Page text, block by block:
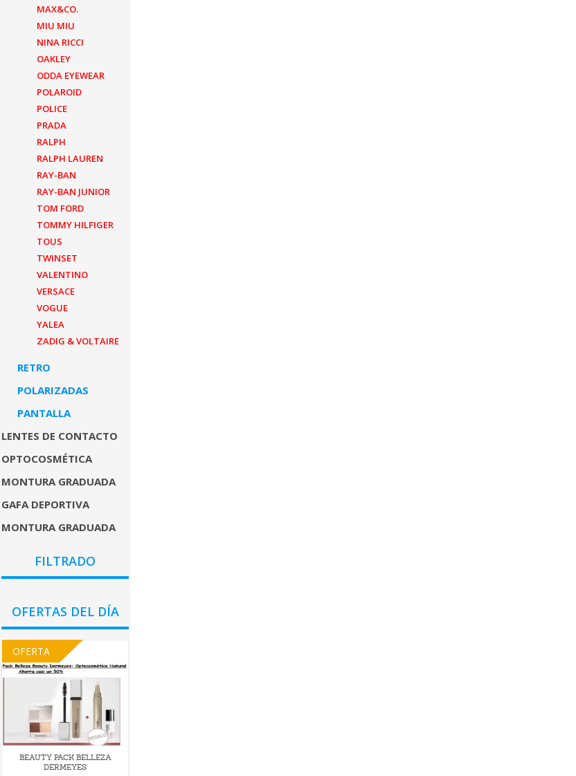
MAX&CO.
MIU MIU
NINA RICCI
OAKLEY
ODDA EYEWEAR
POLAROID
POLICE
PRADA
RALPH
RALPH LAUREN
RAY-BAN
RAY-BAN JUNIOR
TOM FORD
TOMMY HILFIGER
TOUS
TWINSET
VALENTINO
VERSACE
VOGUE
YALEA
ZADIG & VOLTAIRE
RETRO
POLARIZADAS
PANTALLA
LENTES DE CONTACTO
OPTOCOSMÉTICA
MONTURA GRADUADA
GAFA DEPORTIVA
MONTURA GRADUADA
FILTRADO
OFERTAS DEL DÍA
OFERTA
BEAUTY PACK BELLEZA
DERMEYES